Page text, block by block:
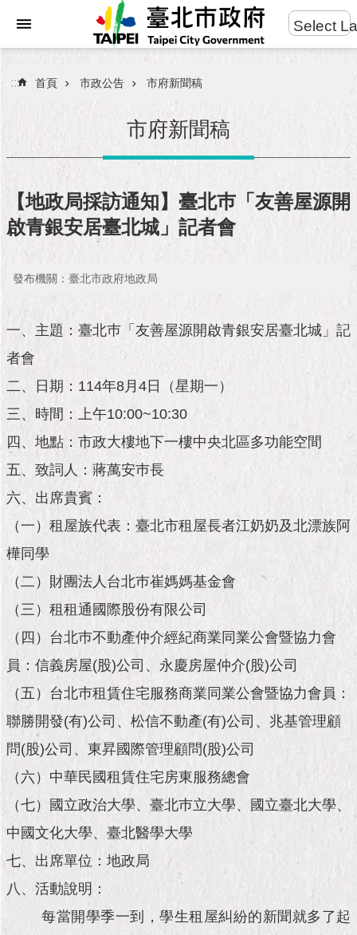
進
搜
民
服
務
府
隊
市
公
告
施
政
景
果
政
料
館
發
現
北
動
主
題
館
Select
::: 首頁 市政公告 市府新聞稿
市府新聞稿
【地政局採訪通知】臺北巿「友善屋源開
啟青銀安居臺北城」記者會
發布機關：臺北市政府地政局
一、主題：臺北巿「友善屋源開啟青銀安居臺北城」記
者會
二、日期：114年8月4日（星期一）
三、時間：上午10:00~10:30
四、地點：市政大樓地下一樓中央北區多功能空間
五、致詞人：蔣萬安巿長
六、出席貴賓：
（一）租屋族代表：臺北市租屋長者江奶奶及北漂族阿
樺同學
（二）財團法人台北巿崔媽媽基金會
（三）租租通國際股份有限公司
（四）台北巿不動產仲介經紀商業同業公會暨協力會
員：信義房屋(股)公司、永慶房屋仲介(股)公司
（五）台北巿租賃住宅服務商業同業公會暨協力會員：
聯勝開發(有)公司、松信不動產(有)公司、兆基管理顧
問(股)公司、東昇國際管理顧問(股)公司
（六）中華民國租賃住宅房東服務總會
（七）國立政治大學、臺北巿立大學、國立臺北大學、
中國文化大學、臺北醫學大學
七、出席單位：地政局
八、活動說明：
每當開學季一到，學生租屋糾紛的新聞就多了起